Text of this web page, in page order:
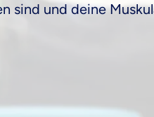
sind und deine